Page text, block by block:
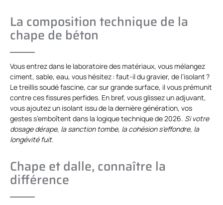
La composition technique de la
chape de béton
Vous entrez dans le laboratoire des matériaux, vous mélangez
ciment, sable, eau, vous hésitez : faut-il du gravier, de l’isolant ?
Le treillis soudé fascine, car sur grande surface, il vous prémunit
contre ces fissures perfides. En bref, vous glissez un adjuvant,
vous ajoutez un isolant issu de la dernière génération, vos
gestes s’emboîtent dans la logique technique de 2026. Si votre
dosage dérape, la sanction tombe, la cohésion s’effondre, la
longévité fuit.
Chape et dalle, connaître la
différence